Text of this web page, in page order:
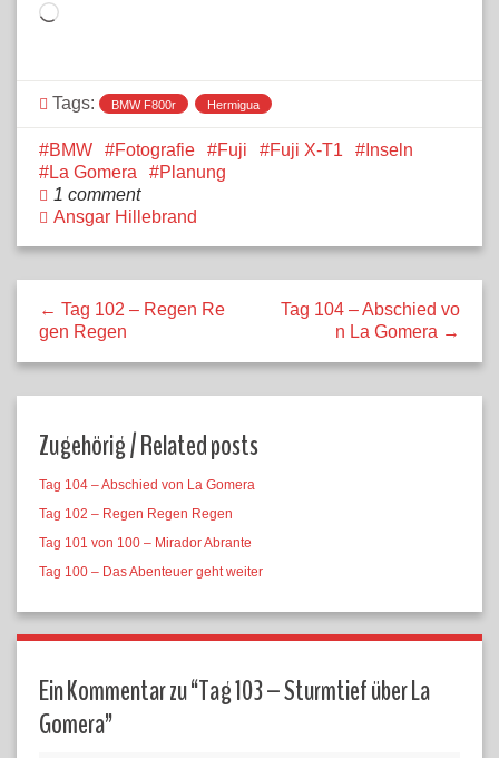
Wird
Tags: BMW F800r Hermigua
BMW Fotografie Fuji Fuji X-T1
Inseln
La Gomera
Planung
1 comment
Ansgar Hillebrand
← Tag 102 – Regen Re
gen Regen
Tag 104 – Abschied vo
n La Gomera →
Zugehörig / Related posts
Tag 104 – Abschied von La Gomera
Tag 102 – Regen Regen Regen
Tag 101 von 100 – Mirador Abrante
Tag 100 – Das Abenteuer geht weiter
Ein Kommentar zu “Tag 103 – Sturmtief über La
Gomera”